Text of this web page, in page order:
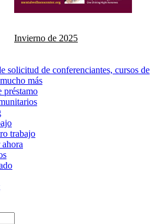
Invierno de 2025
solicitud de conferenciantes, cursos de
más
préstamo
trabajo